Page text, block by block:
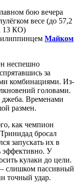
бою вечера
весе (до 57,2
13 КО)
Майком
неспешно
за
комбинациями. Из-
головами.
джеба. Временами
размен.
как чемпион
бросал
запускать их в
эффективно. У
кулаки до цели.
слишком пассивный
точный удар.